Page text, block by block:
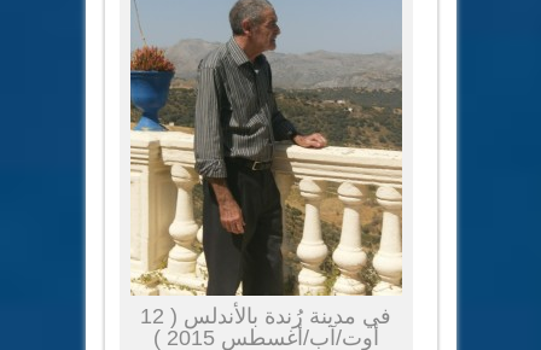
في مدينة رُندة بالأندلس ( 12
أوت/آب/أغسطس 2015 )